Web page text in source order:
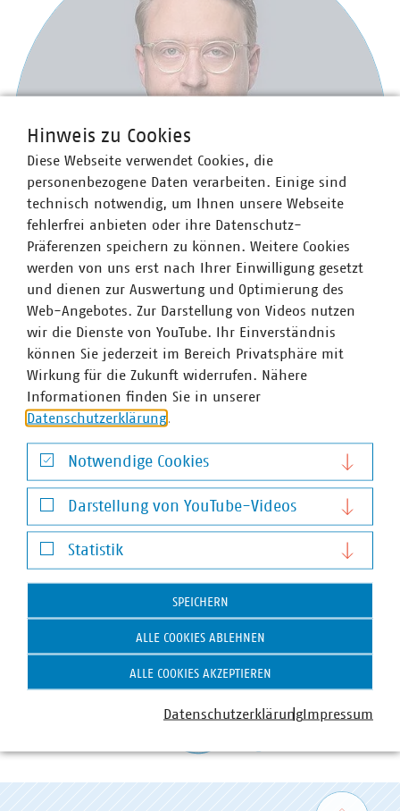
Dr. Jürgen Kruse
Stv. Geschäftsführer
+49 211 159243-13
kruse(at)vku(dot)de
ENERGIEWIRTSCHAFTWASSER/ABWASSER ABFALLWIRTSCHAFT
RECHT
Zum
Hinweis zu Cookies
Diese Webseite verwendet Cookies, die
personenbezogene Daten verarbeiten. Einige sind
technisch notwendig, um Ihnen unsere Webseite
fehlerfrei anbieten oder ihre Datenschutz-
Präferenzen speichern zu können. Weitere Cookies
werden von uns erst nach Ihrer Einwilligung gesetzt
und dienen zur Auswertung und Optimierung des
Web-Angebotes. Zur Darstellung von Videos nutzen
wir die Dienste von YouTube. Ihr Einverständnis
können Sie jederzeit im Bereich Privatsphäre mit
Wirkung für die Zukunft widerrufen. Nähere
Informationen finden Sie in unserer
Datenschutzerklärung.
Notwendige Cookies
Notwendige Cookies
Darstellung von YouTube-Videos
Darstellung von YouTube-Videos
Statistik
Statistik
SPEICHERN
ALLE COOKIES ABLEHNEN
ALLE COOKIES AKZEPTIEREN
DatenschutzerklärungImpressum